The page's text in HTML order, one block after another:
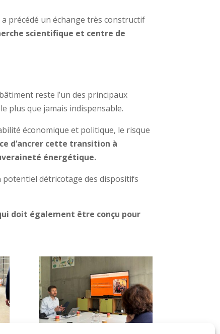
précédé un échange très constructif
scientifique et centre de
reste l’un des principaux
plus que jamais indispensable.
économique et politique, le risque
d’ancrer cette transition à
énergétique.
potentiel détricotage des dispositifs
doit également être conçu pour